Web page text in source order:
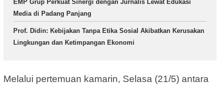
EMP Grup Perkuat Sinergi dengan Jurnalis Lewat Edukasi
Media di Padang Panjang
Prof. Didin: Kebijakan Tanpa Etika Sosial Akibatkan Kerusakan
Lingkungan dan Ketimpangan Ekonomi
Melalui pertemuan kamarin, Selasa (21/5) antara